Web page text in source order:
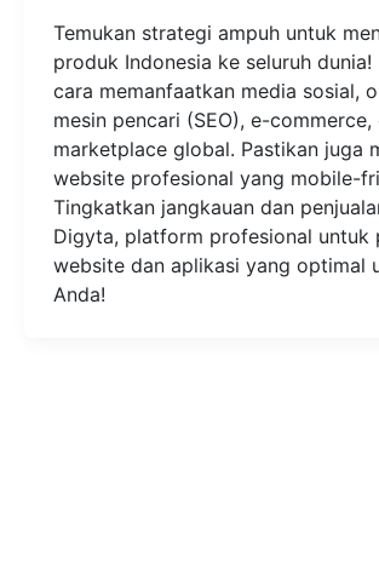
Temukan strategi ampuh untuk
produk Indonesia ke seluruh dunia!
cara memanfaatkan media sosial,
mesin pencari (SEO), e-commerce,
marketplace global. Pastikan juga
website profesional yang mobile-
Tingkatkan jangkauan dan
Digyta, platform profesional untuk
website dan aplikasi yang optimal
Anda!